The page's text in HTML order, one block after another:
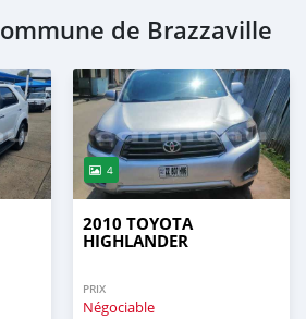
de Brazzaville
4
2010 TOYOTA
HIGHLANDER
PRIX
Négociable